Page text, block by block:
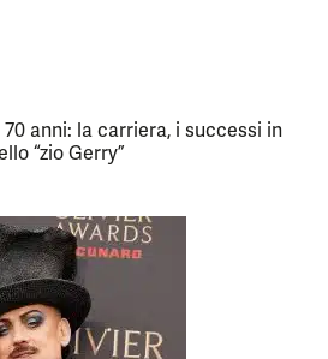
anni: la carriera, i successi in
“zio Gerry”